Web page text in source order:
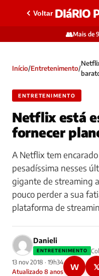
Voltar DIáRIO
👥Mais de
Início/Entretenimento/
ENTRETENIMENTO
Netflix está
fornecer
A Netflix tem
pesadíssima nesses
gigante de streaming
pouco perder a sua
plataforma de
Danieli
ENTRETENIMENTO
13 nov 2018 · 19h34
Atualizado 8 anos
W 𝕏